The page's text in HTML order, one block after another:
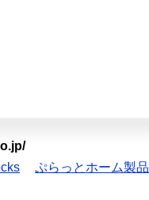
ぷらっとホーム製品